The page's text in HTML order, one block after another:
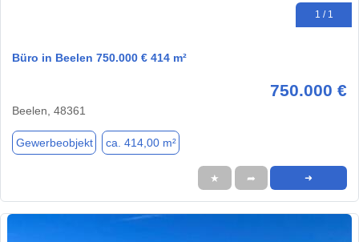
1 / 1
Büro in Beelen 750.000 € 414 m²
750.000 €
Beelen, 48361
Gewerbeobjekt ca. 414,00 m²
★ ➦ ➜